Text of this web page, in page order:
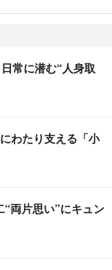
常に潜む“人身取
わたり支える「小
両片思い”にキュン